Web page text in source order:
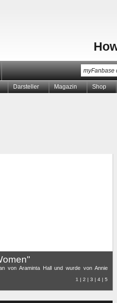
Darsteller Magazin Shop
von Araminta Hall und wurde von Annie
1 | 2 | 3 | 4 | 5